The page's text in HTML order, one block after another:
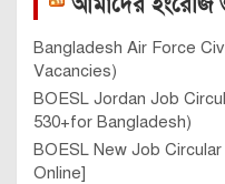
Bangladesh Air Force
Vacancies)
BOESL Jordan Job
530+for Bangladesh)
BOESL New Job
Online]